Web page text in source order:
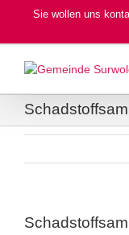
Sie wollen uns